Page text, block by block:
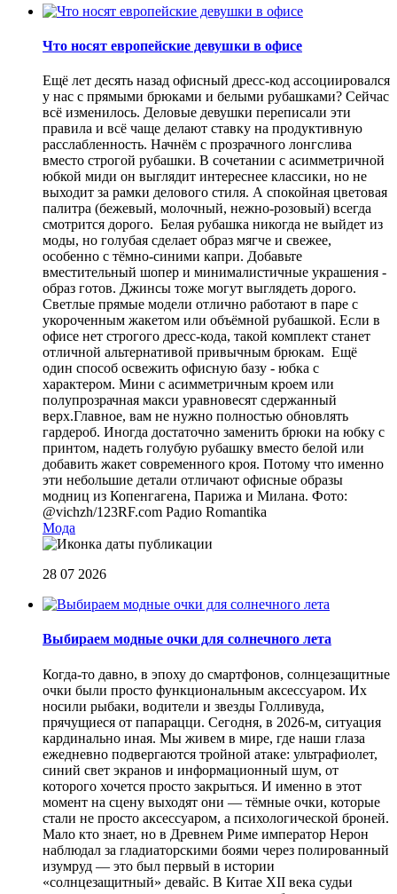
Что носят европейские девушки в офисе
Ещё лет десять назад офисный дресс-код ассоциировался
у нас с прямыми брюками и белыми рубашками? Сейчас
всё изменилось. Деловые девушки переписали эти
правила и всё чаще делают ставку на продуктивную
расслабленность. Начнём с прозрачного лонгслива
вместо строгой рубашки. В сочетании с асимметричной
юбкой миди он выглядит интереснее классики, но не
выходит за рамки делового стиля. А спокойная цветовая
палитра (бежевый, молочный, нежно-розовый) всегда
смотрится дорого. Белая рубашка никогда не выйдет из
моды, но голубая сделает образ мягче и свежее,
особенно с тёмно-синими капри. Добавьте
вместительный шопер и минималистичные украшения -
образ готов. Джинсы тоже могут выглядеть дорого.
Светлые прямые модели отлично работают в паре с
укороченным жакетом или объёмной рубашкой. Если в
офисе нет строгого дресс-кода, такой комплект станет
отличной альтернативой привычным брюкам. Ещё
один способ освежить офисную базу - юбка с
характером. Мини с асимметричным кроем или
полупрозрачная макси уравновесят сдержанный
верх.Главное, вам не нужно полностью обновлять
гардероб. Иногда достаточно заменить брюки на юбку с
принтом, надеть голубую рубашку вместо белой или
добавить жакет современного кроя. Потому что именно
эти небольшие детали отличают офисные образы
модниц из Копенгагена, Парижа и Милана. Фото:
@vichzh/123RF.com Радио Romantika
Мода
28 07 2026
Выбираем модные очки для солнечного лета
Когда-то давно, в эпоху до смартфонов, солнцезащитные
очки были просто функциональным аксессуаром. Их
носили рыбаки, водители и звезды Голливуда,
прячущиеся от папарацци. Сегодня, в 2026-м, ситуация
кардинально иная. Мы живем в мире, где наши глаза
ежедневно подвергаются тройной атаке: ультрафиолет,
синий свет экранов и информационный шум, от
которого хочется просто закрыться. И именно в этот
момент на сцену выходят они — тёмные очки, которые
стали не просто аксессуаром, а психологической броней.
Мало кто знает, но в Древнем Риме император Нерон
наблюдал за гладиаторскими боями через полированный
изумруд — это был первый в истории
«солнцезащитный» девайс. В Китае XII века судьи